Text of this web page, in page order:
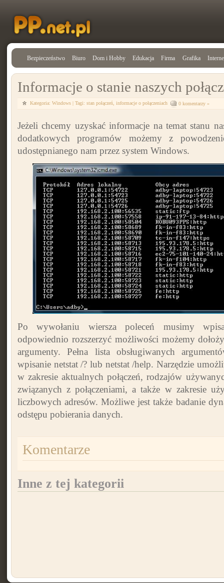
Bezpieczeństwo Biuro Dom i Hobby Edukacja Firma Grafika
Informacje o stanie naszych
Kategoria: Windows | Tagi: stan połączeń informacje o połączeniach 0 komentarzy »
Jeżeli chcemy uzyskać informacje na temat stanu
dodatkowych programów możemy z
udostępnianego nam przez system Windows.
Po wywołaniu wiersza poleceń musimy
odpowiednio rozszerzyć możliwości możemy
argumenty. Pełna lista obsługiwanych
wpisanie netstat /? lub netstat /help. Narzędzie
w zakresie aktualnych połączeń, rodzajów
związanych z połączeniami, a także w zakresie
liczbowych adresów. Możliwe jest także badanie
odstępu pobierania danych.
Komentarze
Inne z tej kategorii